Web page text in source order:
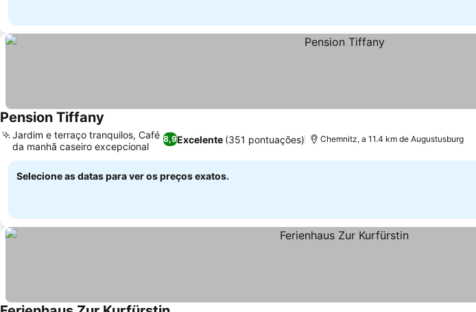
Pension Tiffany
8,9Excelente (351 pontuações)
Jardim e terraço tranquilos, Café
da manhã caseiro excepcional
Chemnitz, a 11.4 km de Augustusburg
Selecione as datas para ver os preços exatos.